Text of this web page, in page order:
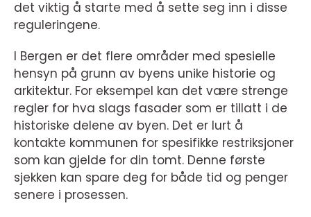
det viktig å starte med å sette seg inn i disse
reguleringene.
I Bergen er det flere områder med spesielle
hensyn på grunn av byens unike historie og
arkitektur. For eksempel kan det være strenge
regler for hva slags fasader som er tillatt i de
historiske delene av byen. Det er lurt å
kontakte kommunen for spesifikke restriksjoner
som kan gjelde for din tomt. Denne første
sjekken kan spare deg for både tid og penger
senere i prosessen.